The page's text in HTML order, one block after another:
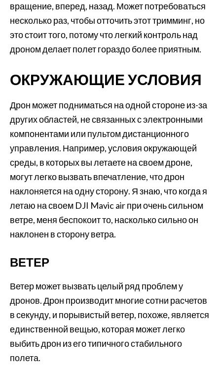
вращение, вперед, назад. Может потребоваться
несколько раз, чтобы отточить этот тримминг, но
это стоит того, потому что легкий контроль над
дроном делает полет гораздо более приятным.
ОКРУЖАЮЩИЕ УСЛОВИЯ
Дрон может подниматься на одной стороне из-за
других областей, не связанных с электронными
компонентами или пультом дистанционного
управления. Например, условия окружающей
среды, в которых вы летаете на своем дроне,
могут легко вызвать впечатление, что дрон
наклоняется на одну сторону. Я знаю, что когда я
летаю на своем DJI Mavic air при очень сильном
ветре, меня беспокоит то, насколько сильно он
наклонен в сторону ветра.
ВЕТЕР
Ветер может вызвать целый ряд проблем у
дронов. Дрон производит многие сотни расчетов
в секунду, и порывистый ветер, похоже, является
единственной вещью, которая может легко
выбить дрон из его типичного стабильного
полета.